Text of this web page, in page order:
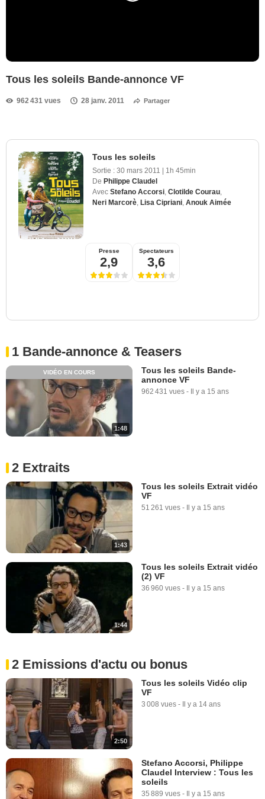
Tous les soleils Bande-annonce VF
962 431 vues 28 janv. 2011 Partager
Tous les soleils
Sortie : 30 mars 2011 | 1h 45min
De Philippe Claudel
Avec Stefano Accorsi Clotilde Courau
Neri Marcorè Lisa Cipriani Anouk Aimée
Presse
2,9
Spectateurs
3,6
1 Bande-annonce & Teasers
1:48
VIDÉO EN COURS
Tous les soleils Bande-
annonce VF
962 431 vues - Il y a 15 ans
2 Extraits
1:43
Tous les soleils Extrait vidéo
VF
51 261 vues - Il y a 15 ans
1:44
Tous les soleils Extrait vidéo
(2) VF
36 960 vues - Il y a 15 ans
2 Emissions d'actu ou bonus
2:50
Tous les soleils Vidéo clip
VF
3 008 vues - Il y a 14 ans
Stefano Accorsi, Philippe
Claudel Interview : Tous les
soleils
35 889 vues - Il y a 15 ans